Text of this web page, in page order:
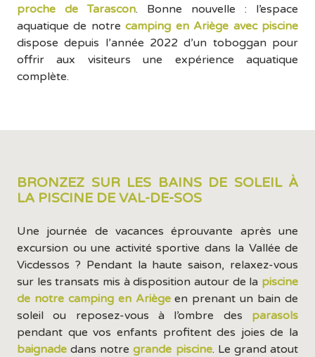
proche de Tarascon. Bonne nouvelle : l’espace
aquatique de notrecamping en Ariège avec piscine
dispose depuis l’année 2022 d’un toboggan pour
offrir aux visiteurs une expérience aquatique
complète.
BRONZEZ SUR LES BAINS DE SOLEIL À
LA PISCINE DE VAL-DE-SOS
Une journée de vacances éprouvante après une
excursion ou une activité sportive dans la Vallée de
Vicdessos ? Pendant la haute saison, relaxez-vous
sur les transats mis à disposition autour de la piscine
de notre camping en Ariègeen prenant un bain de
soleil ou reposez-vous à l’ombre des parasols
pendant que vos enfants profitent des joies de la
baignade dans notre grande piscine. Le grand atout